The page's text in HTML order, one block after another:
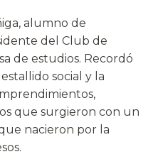
alumno de
del Club de
de estudios. Recordó
social y la
que surgieron con un
nacieron por la